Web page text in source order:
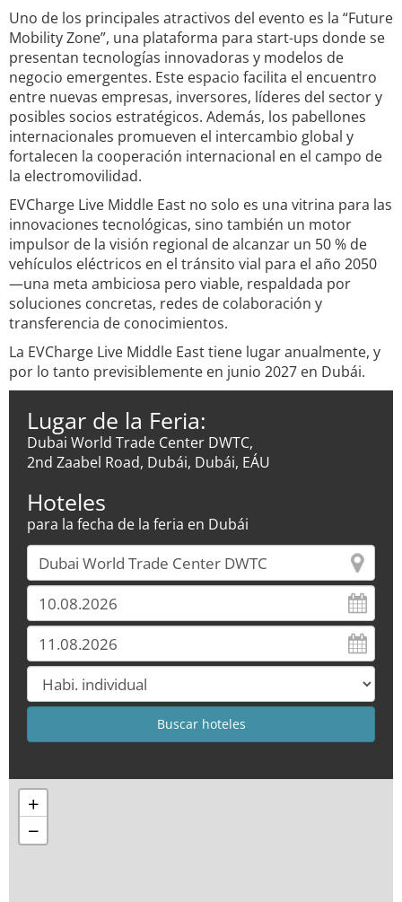
Uno de los principales atractivos del evento es la “Future
Mobility Zone”, una plataforma para start-ups donde se
presentan tecnologías innovadoras y modelos de
negocio emergentes. Este espacio facilita el encuentro
entre nuevas empresas, inversores, líderes del sector y
posibles socios estratégicos. Además, los pabellones
internacionales promueven el intercambio global y
fortalecen la cooperación internacional en el campo de
la electromovilidad.
EVCharge Live Middle East no solo es una vitrina para las
innovaciones tecnológicas, sino también un motor
impulsor de la visión regional de alcanzar un 50 % de
vehículos eléctricos en el tránsito vial para el año 2050
—una meta ambiciosa pero viable, respaldada por
soluciones concretas, redes de colaboración y
transferencia de conocimientos.
La EVCharge Live Middle East tiene lugar anualmente, y
por lo tanto previsiblemente en junio 2027 en Dubái.
Lugar de la Feria:
Dubai World Trade Center DWTC,
2nd Zaabel Road, Dubái, Dubái, EÁU
Hoteles
para la fecha de la feria en Dubái
+
−